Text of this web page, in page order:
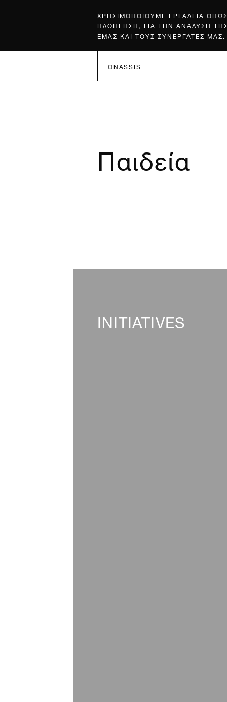
ΧΡΗΣΙΜΟΠΟΙΟΥΜΕ ΕΡΓΑΛΕΙΑ
ΠΛΟΗΓΗΣΗ, ΓΙΑ ΤΗΝ ΑΝΑΛΥΣΗ
ΕΜΑΣ ΚΑΙ ΤΟΥΣ ΣΥΝΕΡΓΑΤΕΣ ΜΑΣ.
ONASSIS
Παιδεία
INITIATIVES